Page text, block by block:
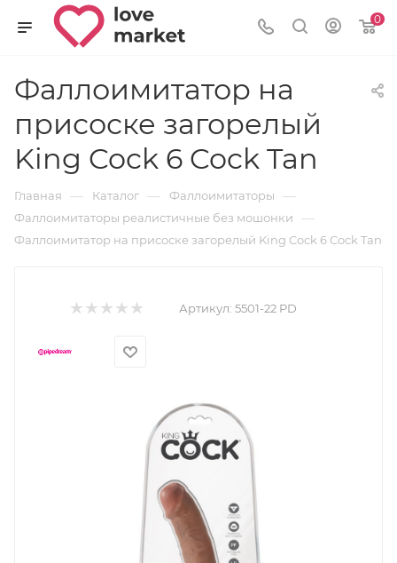
0
Фаллоимитатор на
присоске загорелый
King Cock 6 Cock Tan
Главная — Каталог — Фаллоимитаторы —
Фаллоимитаторы реалистичные без мошонки —
Фаллоимитатор на присоске загорелый King Cock 6 Cock Tan
Артикул: 5501-22 PD